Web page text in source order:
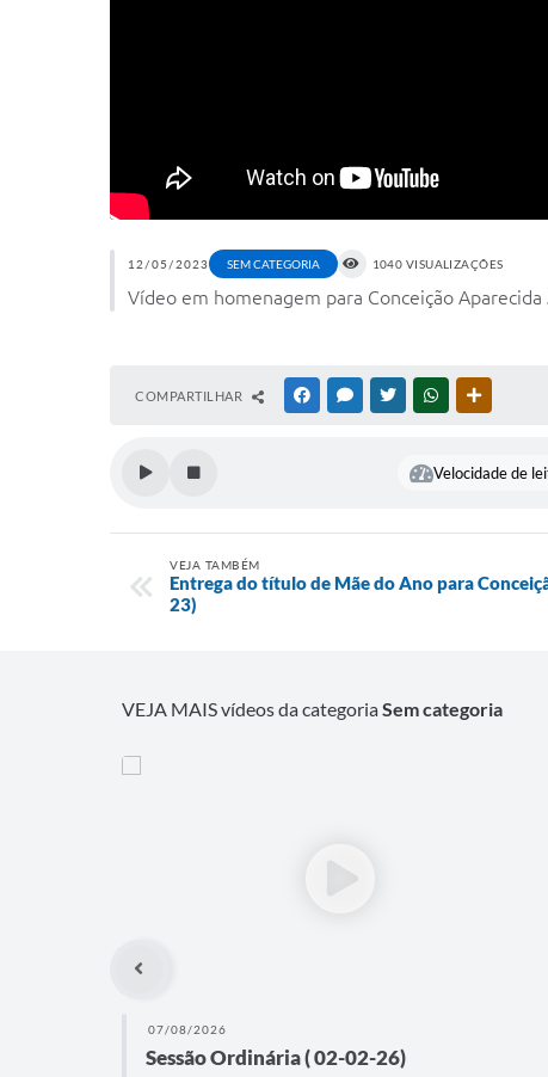
12/05/2023 SEM CATEGORIA 1040 VISUALIZAÇÕES
Vídeo em homenagem para Conceição
COMPARTILHAR FACEBOOKMESSENGER
TWITTERWHATSAPP
Velocidade de
VEJA TAMBÉM
Entrega do título de Mãe do Ano para
23)
VEJA MAIS vídeos da categoriaSem categoria
07/08/2026
Sessão Ordinária ( 02-02-26)